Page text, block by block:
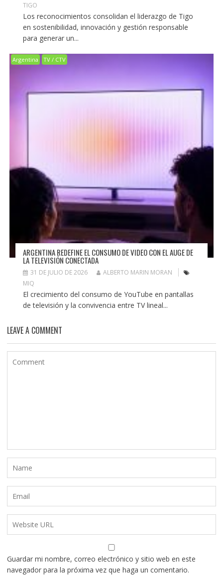
TIGO
Los reconocimientos consolidan el liderazgo de Tigo
en sostenibilidad, innovación y gestión responsable
para generar un...
Argentina TV / CTV
ARGENTINA REDEFINE EL CONSUMO DE VIDEO CON EL AUGE DE
LA TELEVISIÓN CONECTADA
31 DE JULIO DE 2026
ALBERTO MARIN MORAN
MIQ
El crecimiento del consumo de YouTube en pantallas
de televisión y la convivencia entre TV lineal...
LEAVE A COMMENT
Guardar mi nombre, correo electrónico y sitio web en este
navegador para la próxima vez que haga un comentario.